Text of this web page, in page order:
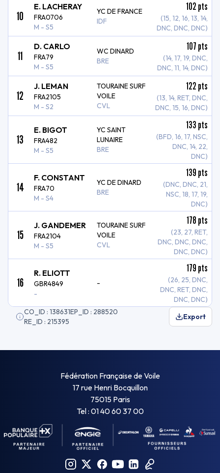
10
E. LACHERAY
FRA0706
M - S5
YC DE FRANCE
IDF
102 pts
(15, 12, 16, 13, 14,
DNC, DNC, DNC)
11
D. CARLO
FRA79
M - S5
WC DINARD
BRE
107 pts
(14, 17, 19, DNC,
DNC, 11, 14, DNC)
12
J. LEMAN
FRA2105
M - S2
TOURAINE SURF
VOILE
CVL
122 pts
(13, 14, RET, DNC,
DNC, 15, 16, DNC)
13
E. BIGOT
FRA482
M - S5
YC SAINT
LUNAIRE
BRE
133 pts
(BFD, 16, 17, NSC,
DNC, 14, 22,
DNC)
14
F. CONSTANT
FRA70
M - S4
YC DE DINARD
BRE
139 pts
(DNC, DNC, 21,
NSC, 18, 17, 19,
DNC)
15
J. GANDEMER
FRA2104
M - S5
TOURAINE SURF
VOILE
CVL
178 pts
(23, 27, RET,
DNC, DNC, DNC,
DNC, DNC)
16
R. ELIOTT
GBR4849
-
-
179 pts
(26, 25, DNC,
DNC, RET, DNC,
DNC, DNC)
CO_ID : 138631EP_ID : 288520
RE_ID : 215395
Export
Fédération Française de Voile
17 rue Henri Bocquillon
75015 Paris
Tel : 01 40 60 37 00